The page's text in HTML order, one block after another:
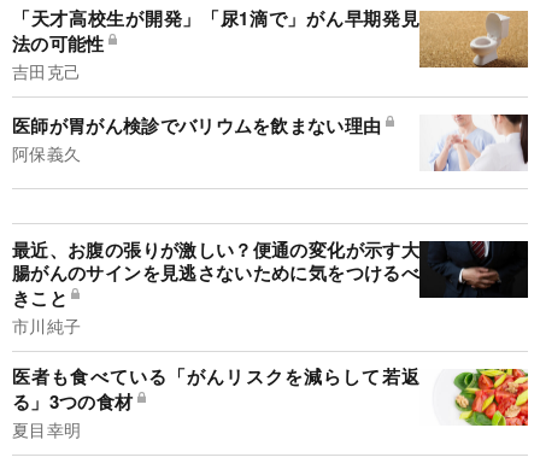
「天才高校生が開発」「尿1滴で」がん早期発見
法の可能性
吉田克己
医師が胃がん検診でバリウムを飲まない理由
阿保義久
最近、お腹の張りが激しい？便通の変化が示す大
腸がんのサインを見逃さないために気をつけるべ
きこと
市川純子
医者も食べている「がんリスクを減らして若返
る」3つの食材
夏目幸明